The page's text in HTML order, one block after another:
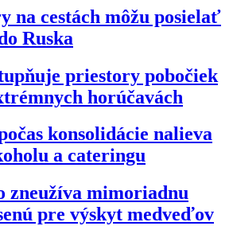
na cestách môžu posielať
Ruska
priestory pobočiek
horúčavách
konsolidácie nalieva
a cateringu
zneužíva mimoriadnu
pre výskyt medveďov